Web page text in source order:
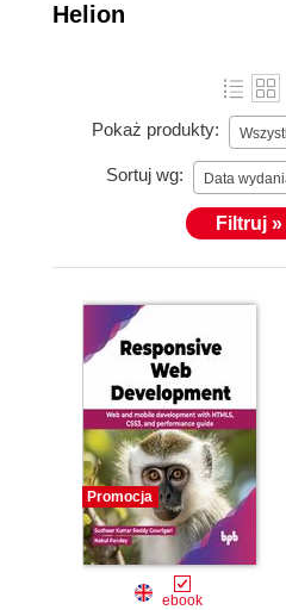
Helion
Pokaż produkty:
Sortuj wg: Data
Filtruj »
Promocja
ebook